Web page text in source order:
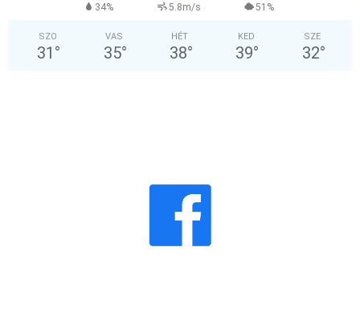
34% 5.8m/s 51%
SZO
31 °
VAS
35°
HÉT
38°
KED
39°
SZE
32°